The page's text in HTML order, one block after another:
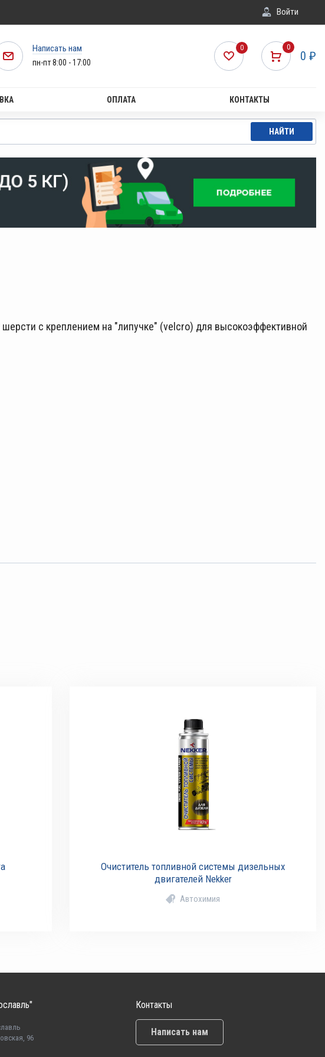
Войти
Написать нам
пн-пт 8:00 - 17:00
0
0 ₽
0
ОПЛАТА КОНТАКТЫ
НАЙТИ
шерсти с креплением на "липучке" (velcro) для высокоэффективной
Очиститель топливной системы дизельных
двигателей Nekker
Автохимия
96
Контакты
Написать нам